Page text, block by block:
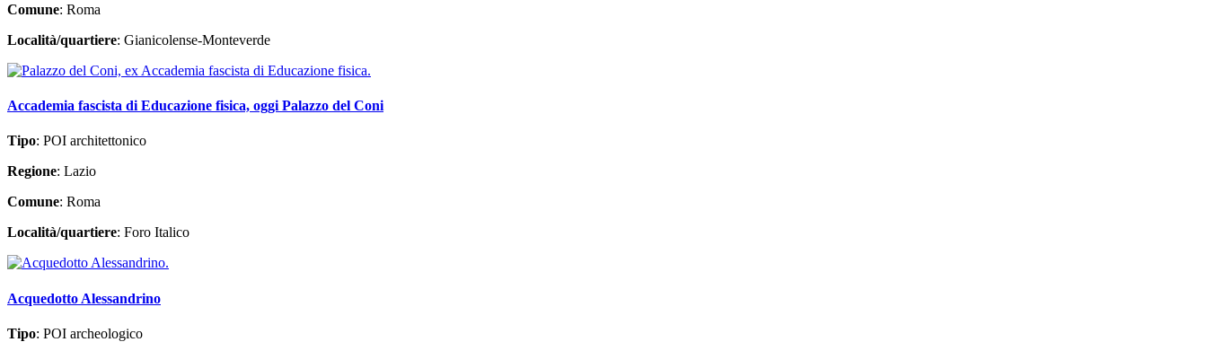
Comune: Roma
Località/quartiere: Gianicolense-Monteverde
Accademia fascista di Educazione fisica, oggi Palazzo del Coni
Tipo: POI architettonico
Regione: Lazio
Comune: Roma
Località/quartiere: Foro Italico
Acquedotto Alessandrino
Tipo: POI archeologico